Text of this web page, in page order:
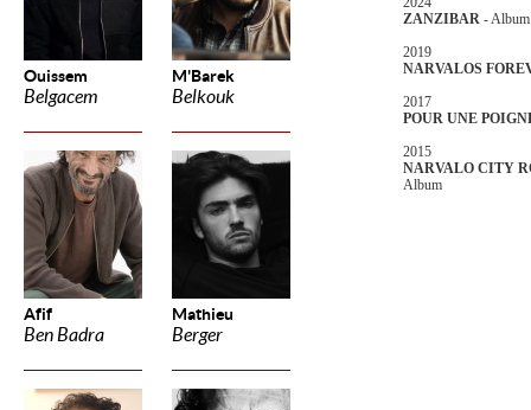
Ouissem
Belgacem
M'Barek
Belkouk
Afif
Ben Badra
Mathieu
Berger
ZANZIBAR - Album
2019
NARVALOS
2017
POUR UNE
2015
NARVALO CITY
Album